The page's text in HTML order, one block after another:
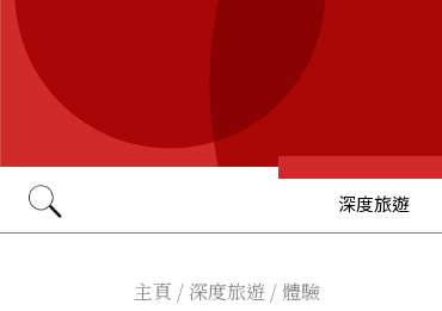
深度旅遊
主頁 / 深度旅遊 /體驗